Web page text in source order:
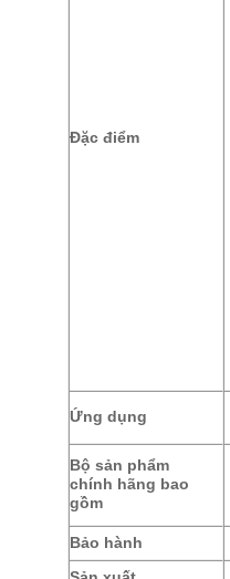
Đặc điểm
Ứng dụng
Bộ sản phẩm
chính hãng bao
gồm
Bảo hành